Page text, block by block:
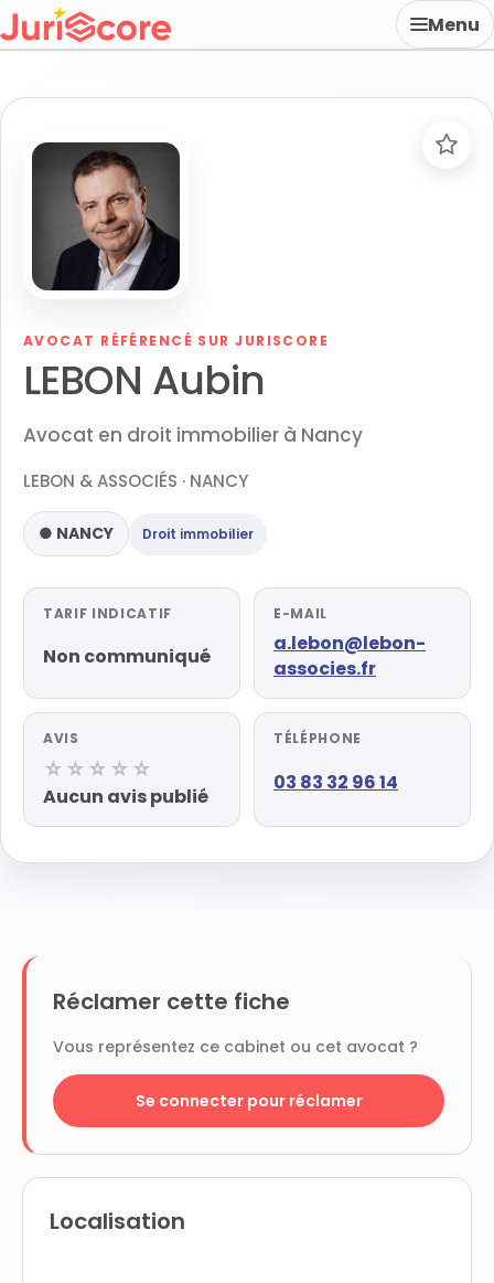
Menu
AVOCAT RÉFÉRENCÉ SUR JURISCORE
LEBON Aubin
Avocat en droit immobilier à Nancy
LEBON & ASSOCIÉS · NANCY
● NANCY Droit immobilier
TARIF INDICATIF
Non communiqué
E-MAIL
a.lebon@lebon-
associes.fr
AVIS
☆☆☆☆☆
Aucun avis publié
TÉLÉPHONE
03 83 32 96 14
Réclamer cette fiche
Vous représentez ce cabinet ou cet avocat ?
Se connecter pour réclamer
Localisation